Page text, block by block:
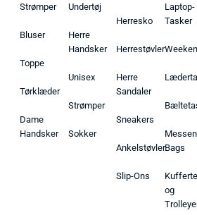
Strømper
Bluser
Toppe
Tørklæder
Dame
Handsker
Undertøj
Herre
Handsker
Unisex
Strømper
Sokker
Herresko
Herrestøvler
Herre
Sandaler
Sneakers
Ankelstøvler
Slip-Ons
Laptop-
Tasker
Bags
og